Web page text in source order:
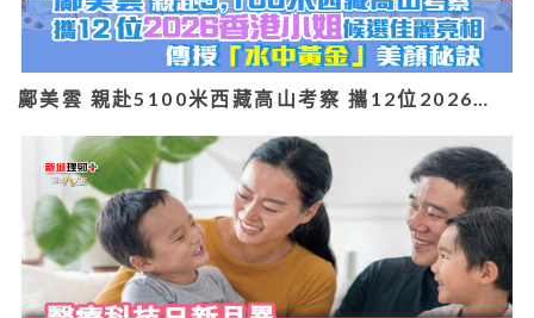
鄺美雲 親赴5100米西藏高山考察 攜12位2026…